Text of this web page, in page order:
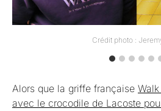
Crédit photo :
Alors que la griffe française
avec le crocodile de Lacoste